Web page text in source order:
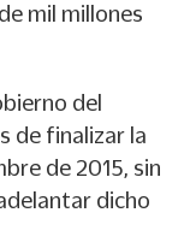
mil millones
del
de finalizar la
de 2015, sin
dicho